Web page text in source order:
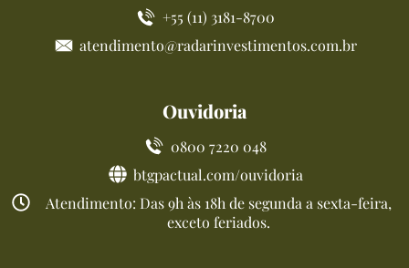
+55 (11) 3181-8700
atendimento@radarinvestimentos.com.br
Ouvidoria
0800 7220 048
btgpactual.com/ouvidoria
Atendimento: Das 9h às 18h de segunda a sexta-feira,
exceto feriados.